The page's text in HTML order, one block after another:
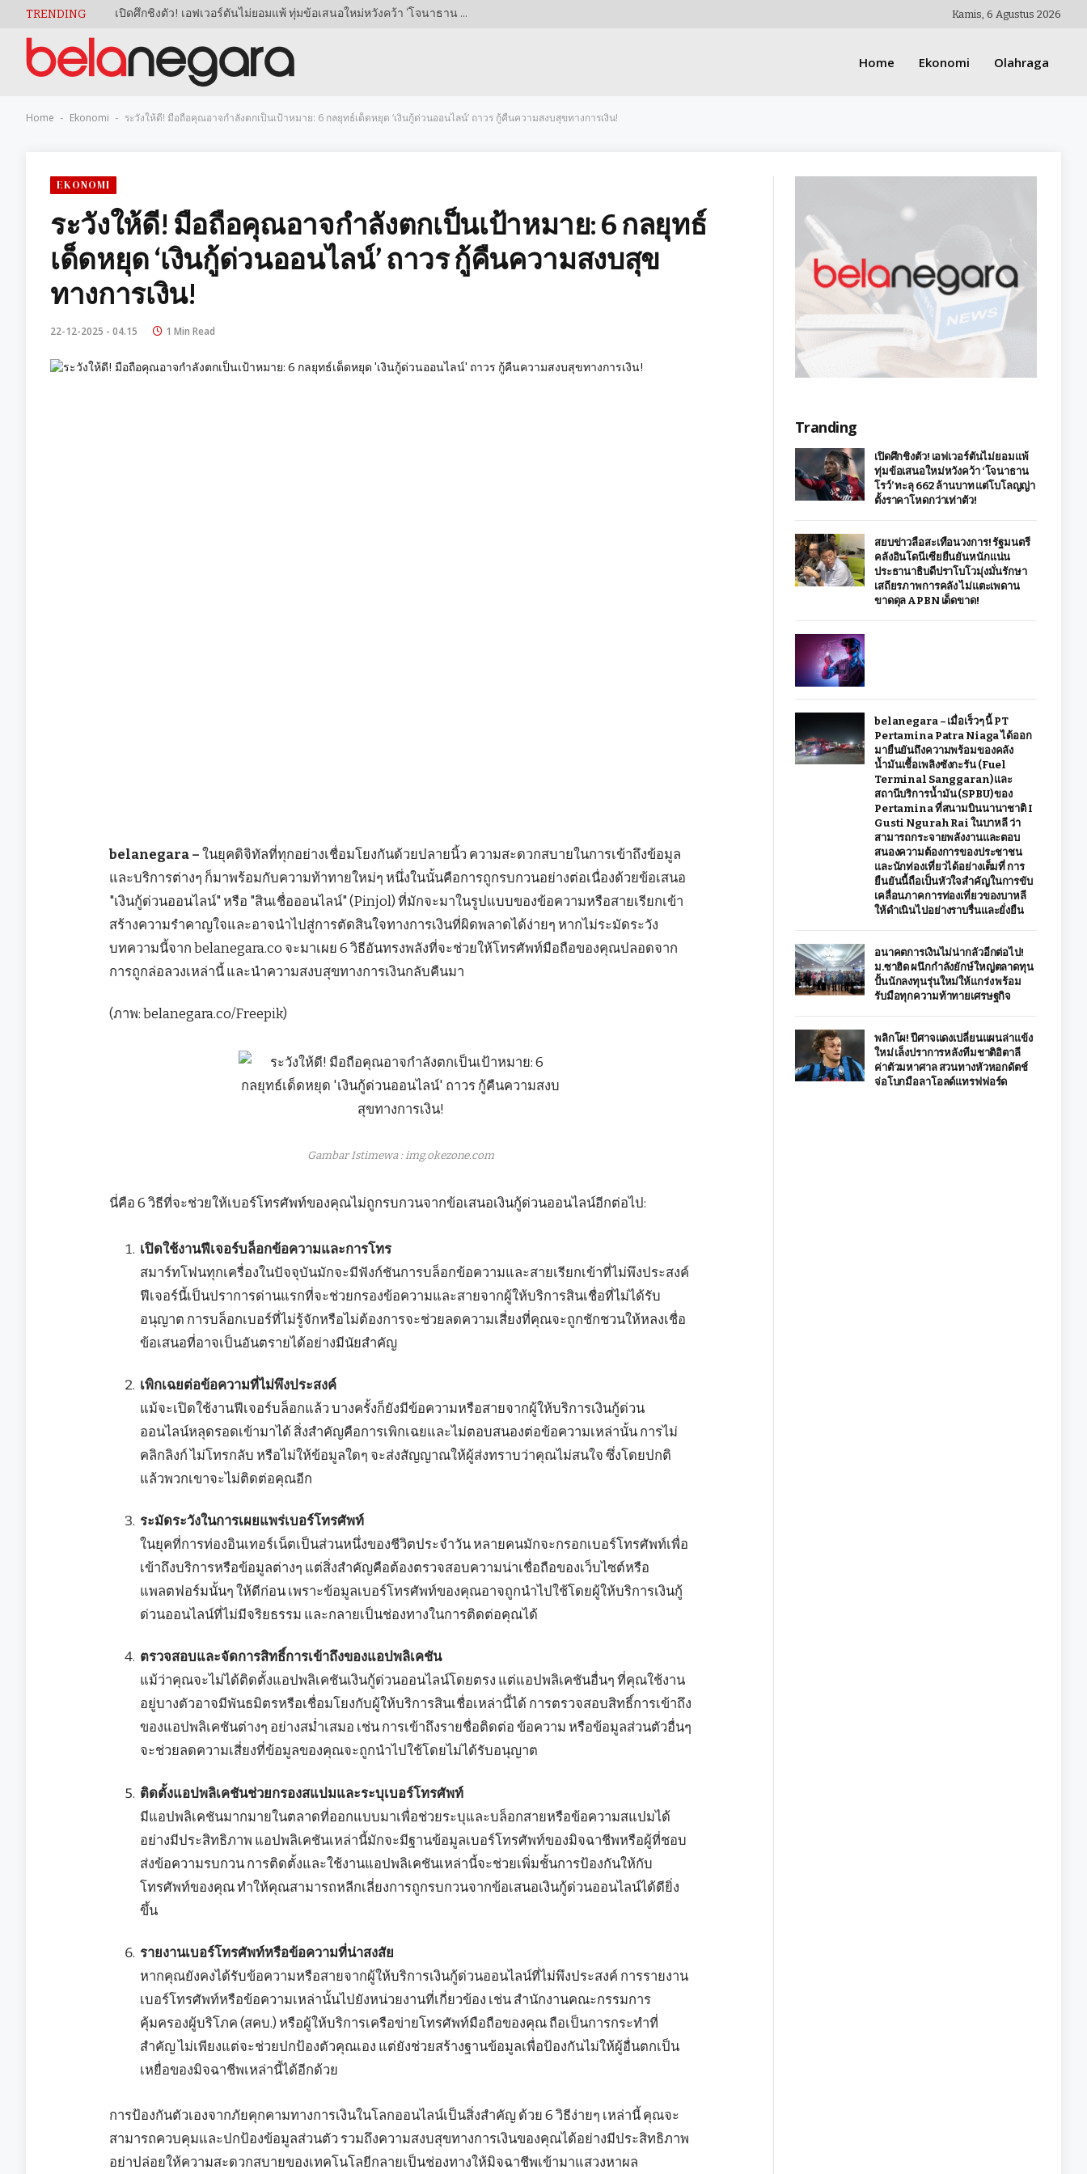
TRENDING เปิดศึกชิงตัว! เอฟเวอร์ตันไม่ยอมแพ้ ทุ่มข้อเสนอใหม่หวังคว้า ‘โจนาธาน โรว์’ ทะลุ 662 ล้านบาท แต่โบโลญญ่าตั้งราคาโหดกว่าเท่าตัว! Kamis, 6 Agustus 2026
Home Ekonomi Olahraga
Home - Ekonomi - ระวังให้ดี! มือถือคุณอาจกำลังตกเป็นเป้าหมาย: 6 กลยุทธ์เด็ดหยุด ‘เงินกู้ด่วนออนไลน์’ ถาวร กู้คืนความสงบสุขทางการเงิน!
EKONOMI
ระวังให้ดี! มือถือคุณอาจกำลังตกเป็นเป้าหมาย: 6 กลยุทธ์
เด็ดหยุด ‘เงินกู้ด่วนออนไลน์’ ถาวร กู้คืนความสงบสุข
ทางการเงิน!
22-12-2025 - 04.15 1 Min Read
belanegara – ในยุคดิจิทัลที่ทุกอย่างเชื่อมโยงกันด้วยปลายนิ้ว ความสะดวกสบายในการเข้าถึงข้อมูล
และบริการต่างๆ ก็มาพร้อมกับความท้าทายใหม่ๆ หนึ่งในนั้นคือการถูกรบกวนอย่างต่อเนื่องด้วยข้อเสนอ
"เงินกู้ด่วนออนไลน์" หรือ "สินเชื่อออนไลน์" (Pinjol) ที่มักจะมาในรูปแบบของข้อความหรือสายเรียกเข้า
สร้างความรำคาญใจและอาจนำไปสู่การตัดสินใจทางการเงินที่ผิดพลาดได้ง่ายๆ หากไม่ระมัดระวัง
บทความนี้จาก belanegara.co จะมาเผย 6 วิธีอันทรงพลังที่จะช่วยให้โทรศัพท์มือถือของคุณปลอดจาก
การถูกล่อลวงเหล่านี้ และนำความสงบสุขทางการเงินกลับคืนมา
(ภาพ: belanegara.co/Freepik)
Gambar Istimewa : img.okezone.com
นี่คือ 6 วิธีที่จะช่วยให้เบอร์โทรศัพท์ของคุณไม่ถูกรบกวนจากข้อเสนอเงินกู้ด่วนออนไลน์อีกต่อไป:
เปิดใช้งานฟีเจอร์บล็อกข้อความและการโทร
สมาร์ทโฟนทุกเครื่องในปัจจุบันมักจะมีฟังก์ชันการบล็อกข้อความและสายเรียกเข้าที่ไม่พึงประสงค์
ฟีเจอร์นี้เป็นปราการด่านแรกที่จะช่วยกรองข้อความและสายจากผู้ให้บริการสินเชื่อที่ไม่ได้รับ
อนุญาต การบล็อกเบอร์ที่ไม่รู้จักหรือไม่ต้องการจะช่วยลดความเสี่ยงที่คุณจะถูกชักชวนให้หลงเชื่อ
ข้อเสนอที่อาจเป็นอันตรายได้อย่างมีนัยสำคัญ
เพิกเฉยต่อข้อความที่ไม่พึงประสงค์
แม้จะเปิดใช้งานฟีเจอร์บล็อกแล้ว บางครั้งก็ยังมีข้อความหรือสายจากผู้ให้บริการเงินกู้ด่วน
ออนไลน์หลุดรอดเข้ามาได้ สิ่งสำคัญคือการเพิกเฉยและไม่ตอบสนองต่อข้อความเหล่านั้น การไม่
คลิกลิงก์ ไม่โทรกลับ หรือไม่ให้ข้อมูลใดๆ จะส่งสัญญาณให้ผู้ส่งทราบว่าคุณไม่สนใจ ซึ่งโดยปกติ
แล้วพวกเขาจะไม่ติดต่อคุณอีก
ระมัดระวังในการเผยแพร่เบอร์โทรศัพท์
ในยุคที่การท่องอินเทอร์เน็ตเป็นส่วนหนึ่งของชีวิตประจำวัน หลายคนมักจะกรอกเบอร์โทรศัพท์เพื่อ
เข้าถึงบริการหรือข้อมูลต่างๆ แต่สิ่งสำคัญคือต้องตรวจสอบความน่าเชื่อถือของเว็บไซต์หรือ
แพลตฟอร์มนั้นๆ ให้ดีก่อน เพราะข้อมูลเบอร์โทรศัพท์ของคุณอาจถูกนำไปใช้โดยผู้ให้บริการเงินกู้
ด่วนออนไลน์ที่ไม่มีจริยธรรม และกลายเป็นช่องทางในการติดต่อคุณได้
ตรวจสอบและจัดการสิทธิ์การเข้าถึงของแอปพลิเคชัน
แม้ว่าคุณจะไม่ได้ติดตั้งแอปพลิเคชันเงินกู้ด่วนออนไลน์โดยตรง แต่แอปพลิเคชันอื่นๆ ที่คุณใช้งาน
อยู่บางตัวอาจมีพันธมิตรหรือเชื่อมโยงกับผู้ให้บริการสินเชื่อเหล่านี้ได้ การตรวจสอบสิทธิ์การเข้าถึง
ของแอปพลิเคชันต่างๆ อย่างสม่ำเสมอ เช่น การเข้าถึงรายชื่อติดต่อ ข้อความ หรือข้อมูลส่วนตัวอื่นๆ
จะช่วยลดความเสี่ยงที่ข้อมูลของคุณจะถูกนำไปใช้โดยไม่ได้รับอนุญาต
ติดตั้งแอปพลิเคชันช่วยกรองสแปมและระบุเบอร์โทรศัพท์
มีแอปพลิเคชันมากมายในตลาดที่ออกแบบมาเพื่อช่วยระบุและบล็อกสายหรือข้อความสแปมได้
อย่างมีประสิทธิภาพ แอปพลิเคชันเหล่านี้มักจะมีฐานข้อมูลเบอร์โทรศัพท์ของมิจฉาชีพหรือผู้ที่ชอบ
ส่งข้อความรบกวน การติดตั้งและใช้งานแอปพลิเคชันเหล่านี้จะช่วยเพิ่มชั้นการป้องกันให้กับ
โทรศัพท์ของคุณ ทำให้คุณสามารถหลีกเลี่ยงการถูกรบกวนจากข้อเสนอเงินกู้ด่วนออนไลน์ได้ดียิ่ง
ขึ้น
รายงานเบอร์โทรศัพท์หรือข้อความที่น่าสงสัย
หากคุณยังคงได้รับข้อความหรือสายจากผู้ให้บริการเงินกู้ด่วนออนไลน์ที่ไม่พึงประสงค์ การรายงาน
เบอร์โทรศัพท์หรือข้อความเหล่านั้นไปยังหน่วยงานที่เกี่ยวข้อง เช่น สำนักงานคณะกรรมการ
คุ้มครองผู้บริโภค (สคบ.) หรือผู้ให้บริการเครือข่ายโทรศัพท์มือถือของคุณ ถือเป็นการกระทำที่
สำคัญ ไม่เพียงแต่จะช่วยปกป้องตัวคุณเอง แต่ยังช่วยสร้างฐานข้อมูลเพื่อป้องกันไม่ให้ผู้อื่นตกเป็น
เหยื่อของมิจฉาชีพเหล่านี้ได้อีกด้วย
การป้องกันตัวเองจากภัยคุกคามทางการเงินในโลกออนไลน์เป็นสิ่งสำคัญ ด้วย 6 วิธีง่ายๆ เหล่านี้ คุณจะ
สามารถควบคุมและปกป้องข้อมูลส่วนตัว รวมถึงความสงบสุขทางการเงินของคุณได้อย่างมีประสิทธิภาพ
อย่าปล่อยให้ความสะดวกสบายของเทคโนโลยีกลายเป็นช่องทางให้มิจฉาชีพเข้ามาแสวงหาผล
Tranding
เปิดศึกชิงตัว! เอฟเวอร์ตันไม่ยอมแพ้
ทุ่มข้อเสนอใหม่หวังคว้า ‘โจนาธาน
โรว์’ ทะลุ 662 ล้านบาท แต่โบโลญญ่า
ตั้งราคาโหดกว่าเท่าตัว!
สยบข่าวลือสะเทือนวงการ! รัฐมนตรี
คลังอินโดนีเซียยืนยันหนักแน่น
ประธานาธิบดีปราโบโวมุ่งมั่นรักษา
เสถียรภาพการคลัง ไม่แตะเพดาน
ขาดดุล APBN เด็ดขาด!
belanegara – เมื่อเร็วๆ นี้ PT
Pertamina Patra Niaga ได้ออก
มายืนยันถึงความพร้อมของคลัง
น้ำมันเชื้อเพลิงซังกะรัน (Fuel
Terminal Sanggaran) และ
สถานีบริการน้ำมัน (SPBU) ของ
Pertamina ที่สนามบินนานาชาติ I
Gusti Ngurah Rai ในบาหลี ว่า
สามารถกระจายพลังงานและตอบ
สนองความต้องการของประชาชน
และนักท่องเที่ยวได้อย่างเต็มที่ การ
ยืนยันนี้ถือเป็นหัวใจสำคัญในการขับ
เคลื่อนภาคการท่องเที่ยวของบาหลี
ให้ดำเนินไปอย่างราบรื่นและยั่งยืน
อนาคตการเงินไม่น่ากลัวอีกต่อไป!
ม.ซาฮิด ผนึกกำลังยักษ์ใหญ่ตลาดทุน
ปั้นนักลงทุนรุ่นใหม่ให้แกร่ง พร้อม
รับมือทุกความท้าทายเศรษฐกิจ
พลิกโผ! ปีศาจแดงเปลี่ยนแผนล่าแข้ง
ใหม่ เล็งปราการหลังทีมชาติอิตาลี
ค่าตัวมหาศาล สวนทางหัวหอกดัตช์
จ่อโบกมือลาโอลด์แทรฟฟอร์ด